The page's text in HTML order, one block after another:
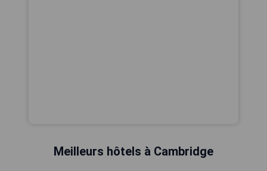
Meilleurs hôtels à Cambridge